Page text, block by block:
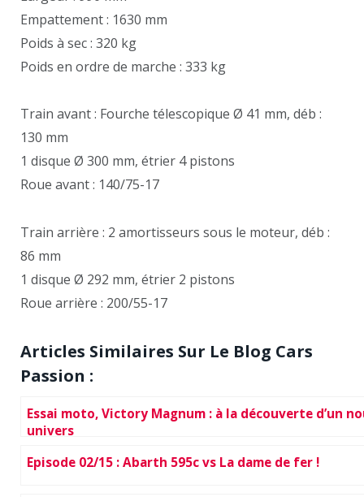
Empattement : 1630 mm
Poids à sec : 320 kg
Poids en ordre de marche : 333 kg
Train avant : Fourche télescopique Ø 41 mm, déb :
130 mm
1 disque Ø 300 mm, étrier 4 pistons
Roue avant : 140/75-17
Train arrière : 2 amortisseurs sous le moteur, déb :
86 mm
1 disque Ø 292 mm, étrier 2 pistons
Roue arrière : 200/55-17
Articles Similaires Sur Le Blog Cars
Passion :
Essai moto, Victory Magnum : à la découverte d’un
univers
Episode 02/15 : Abarth 595c vs La dame de fer !